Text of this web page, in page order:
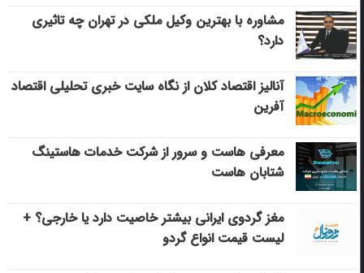
مشاوره با بهترین وکیل ملکی در تهران چه تاثیری
دارد؟
آنالیز اقتصاد کلان از نگاه سایت خبری تحلیلی اقتصاد
آفرین
معرفی هاست و سرور از شرکت خدمات هاستینگ
شتابان هاست
مغز گردوی ایرانی بیشتر خاصیت دارد یا خارجی؟ +
لیست قیمت انواع گردو